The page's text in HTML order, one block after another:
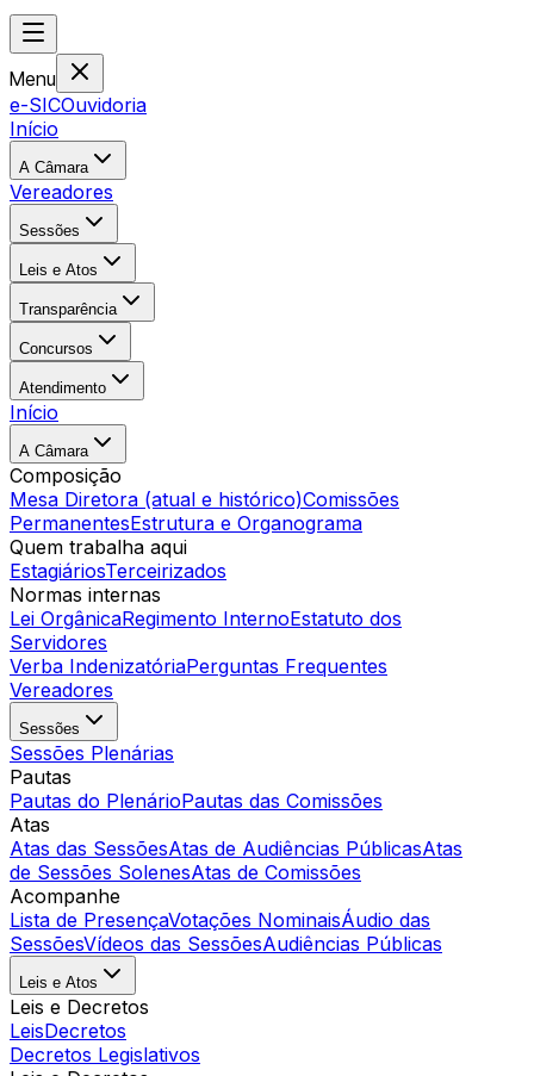
Menu
e-SICOuvidoria
Início
A Câmara
Vereadores
Sessões
Leis e Atos
Transparência
Concursos
Atendimento
Início
A Câmara
Composição
Mesa Diretora (atual e histórico)Comissões
PermanentesEstrutura e Organograma
Quem trabalha aqui
EstagiáriosTerceirizados
Normas internas
Lei OrgânicaRegimento InternoEstatuto dos
Servidores
Verba IndenizatóriaPerguntas Frequentes
Vereadores
Sessões
Sessões Plenárias
Pautas
Pautas do PlenárioPautas das Comissões
Atas
Atas das SessõesAtas de Audiências PúblicasAtas
de Sessões SolenesAtas de Comissões
Acompanhe
Lista de PresençaVotações NominaisÁudio das
SessõesVídeos das SessõesAudiências Públicas
Leis e Atos
Leis e Decretos
LeisDecretos
Decretos Legislativos